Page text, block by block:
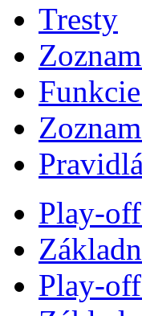
Tresty
Pravidlá
Play-
Play-